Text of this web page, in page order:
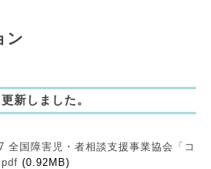
ン
新しました。
全国障害児・者相談支援事業協会「コ
(0.92MB)